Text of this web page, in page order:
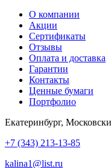
О компании
Акции
Сертификаты
Отзывы
Оплата и доставка
Гарантии
Контакты
Ценные бумаги
Портфолио
Екатеринбург,
+7 (343) 213-13-85
kalina1@list.ru